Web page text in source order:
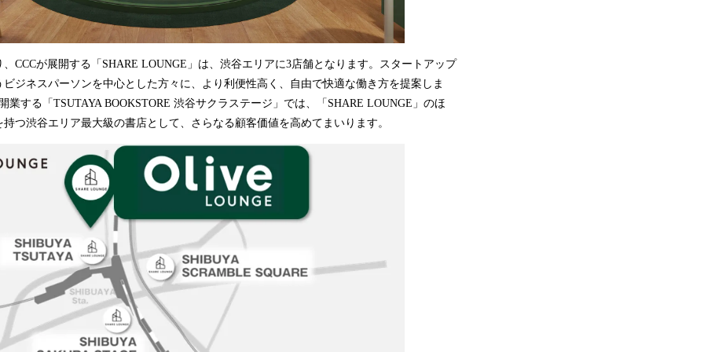
CCCが展開する「SHARE LOUNGE」は、渋谷エリアに3店舗となります。スタートアップ
ジネスパーソンを中心とした方々に、より利便性高く、自由で快適な働き方を提案しま
業する「TSUTAYA BOOKSTORE 渋谷サクラステージ」では、「SHARE LOUNGE」のほ
持つ渋谷エリア最大級の書店として、さらなる顧客価値を高めてまいります。